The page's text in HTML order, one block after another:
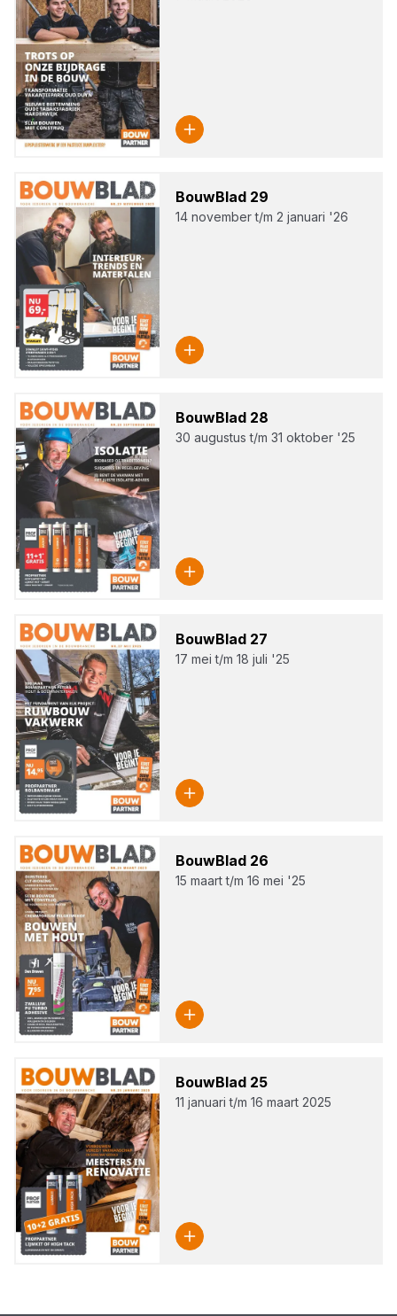
Bouw­Blad 29
14 november t/m 2 januari '26
Bouw­Blad 28
30 augustus t/m 31 oktober '25
Bouw­Blad 27
17 mei t/m 18 juli '25
Bouw­Blad 26
15 maart t/m 16 mei '25
Bouw­Blad 25
11 januari t/m 16 maart 2025